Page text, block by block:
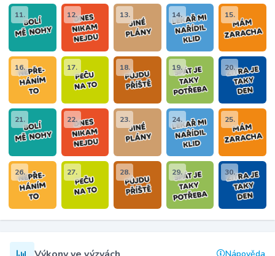
11. 12. 13. 14. 15.
16. 17. 18. 19. 20.
21. 22. 23. 24. 25.
26. 27. 28. 29. 30.
Nápověda